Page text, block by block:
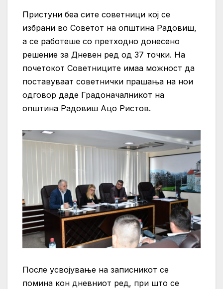
Пристуни беа сите советници кој се
избрани во Советот на општина Радовиш,
а се работеше со претходно донесено
решение за Дневен ред од 37 точки. На
почетокот Советниците имаа можност да
поставуваат советнички прашања на нои
одговор даде Градоначалникот на
општина Радовиш Ацо Ристов.
После усвојување на записникот се
помина кон дневниот ред, при што се